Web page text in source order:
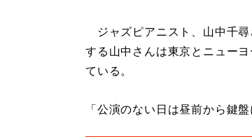
ジャズピアニスト、山中千尋
する山中さんは東京とニュー
ている。
「公演のない日は昼前から鍵